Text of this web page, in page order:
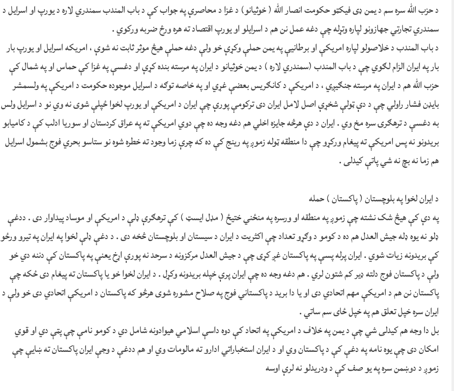
د حزب الله سره سم د یمن ډی فیکټو حکومت انصار الله ( خوثیانو) د غزا د محاصرې په جواب کې د باب المندب سمندري لاره د یورپ او اسرایل د
سمندري تجارتي جهازونو لپاره وتړله چې دغه عمل نن هم د اسرایلو او یورپ اقتصاد ته هره ورځ ضربه ورکوي .
د باب المندب د خلاصولو لپاره امریکې او برطانیې په یمن حملې وکړې خو ولې دغه حملې هیڅ موثر ثابت نه شوې ، امریکه اسرایل او یورپ بار
بار په ایران الزام لګوي چې د باب المندب (سمندري لاره ) د یمن خوثیانو د ایران په مرسته بنده کړې او دغسې په غزا کې حماس او په شمال کې
حزب الله هم د ایران په مرسته جنګیږي ، د امریکې د کانګریس بعضې غړي او په خاصه توګه د اسرایل موجوده حکومت د امریکې په ولسمشر
بایډن فشار راولي چې د دې ټولې شخړې اصل لامل ایران دی ترکومې پورې چې ایران د امریکې او یورپ لخوا ځپلې شوی نه وي نو د اسرایل ولس
به دغسې د ترهګرۍ سره مخ وي . ایران د دې هرڅه جایزه اخلي هم دغه وجه ده چې دوي امریکې ته په عراق کردستان او سوریا ادلب کې د کامیابو
بریدونو نه پس امریکې ته پیغام ورکړو چې دا منطقه ټوله زموږ په رینج کې ده که چرې زما وجود ته خطره شوه نو ستاسو بحري فوج بشمول اسرایل
هم زما نه بچ نه شي پاتې کیدلی .
د ایران لخوا په بلوچستان ( پاکستان ) حمله
په دې کې هیڅ شک نشته چې زموږ په منطقه او ورسره په منځني ختیځ ( مډل ایسټ ) کې ترهګرې ډلې د امریکې او موساد پیداوار دی . ددغې
ډلو نه یوه ډله جیش العدل هم ده د کومو د وګړو تعداد چې اکثریت د ایران د سیستان او بلوچستان څخه دی . د دغې ډلې لخوا په ایران په تیرو ورځو
کې بریدونه زیات شوي . ایران پرله پسې په پاکستان غږ کړی چې د جیش العدل مرکزونه د سرحد نه پورې اړخ یعنې په پاکستان کې دننه دي خو
ولې د پاکستان فوج دلته ډیر کم شتون لري . هم دغه وجه ده چې ایران پرې خپله بریدونه وکړل . د ایران لخوا خو یا پاکستان ته پیغام دی ځکه چې
پاکستان نن هم د امریکې مهم اتحادي دی او یا دا برید د پاکستاني فوج په صلاح مشوره شوی هرڅو که پاکستان د امریکې اتحادي دی خو ولې د
ایران سره خپل تعلق هم په خپل ځای سم ساتي .
بل دا وجه هم کیدلی شي چې د یمن په خلاف د امریکې په اتحاد کې دوه داسې اسلامي هیوادونه شامل دي د کومو نامې چې پټې دي او قوي
امکان دی چې یوه نامه په دغې کې د پاکستان وي او د ایران استخباراتي ادارو ته مالومات وي او هم ددغې د وجې ایران پاکستان ته ښایې چې
زموږ د دوښمن سره په یو صف کې د ودریدلو نه لرې اوسه